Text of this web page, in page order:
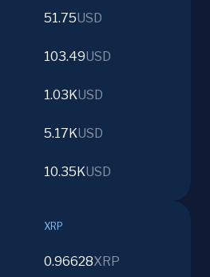
51.75USD
103.49USD
1.03KUSD
5.17KUSD
10.35KUSD
XRP
0.96628XRP